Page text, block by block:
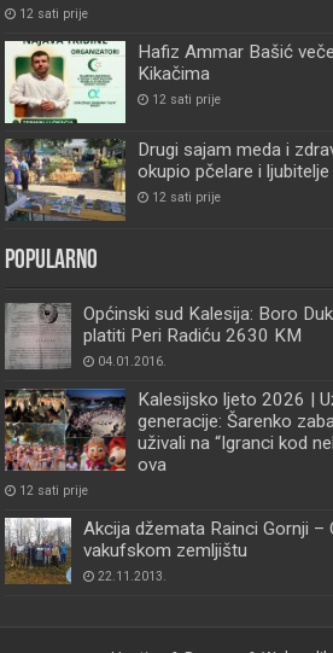
12 sati prije
Hafiz Ammar Bašić
Kikačima
12 sati prije
Drugi sajam meda i
okupio pčelare i
12 sati prije
Popularno
Općinski sud Kalesija: Boro
platiti Peri Radiću 2630 KM
04.01.2016.
Kalesijsko ljeto 2026 |
generacije: Šarenko
uživali na “Igranci kod
ova
12 sati prije
Akcija džemata Rainci Gornji –
vakufskom zemljištu
22.11.2013.